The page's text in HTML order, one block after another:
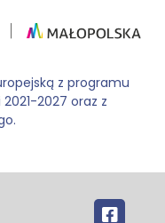
z programu
2027 oraz z